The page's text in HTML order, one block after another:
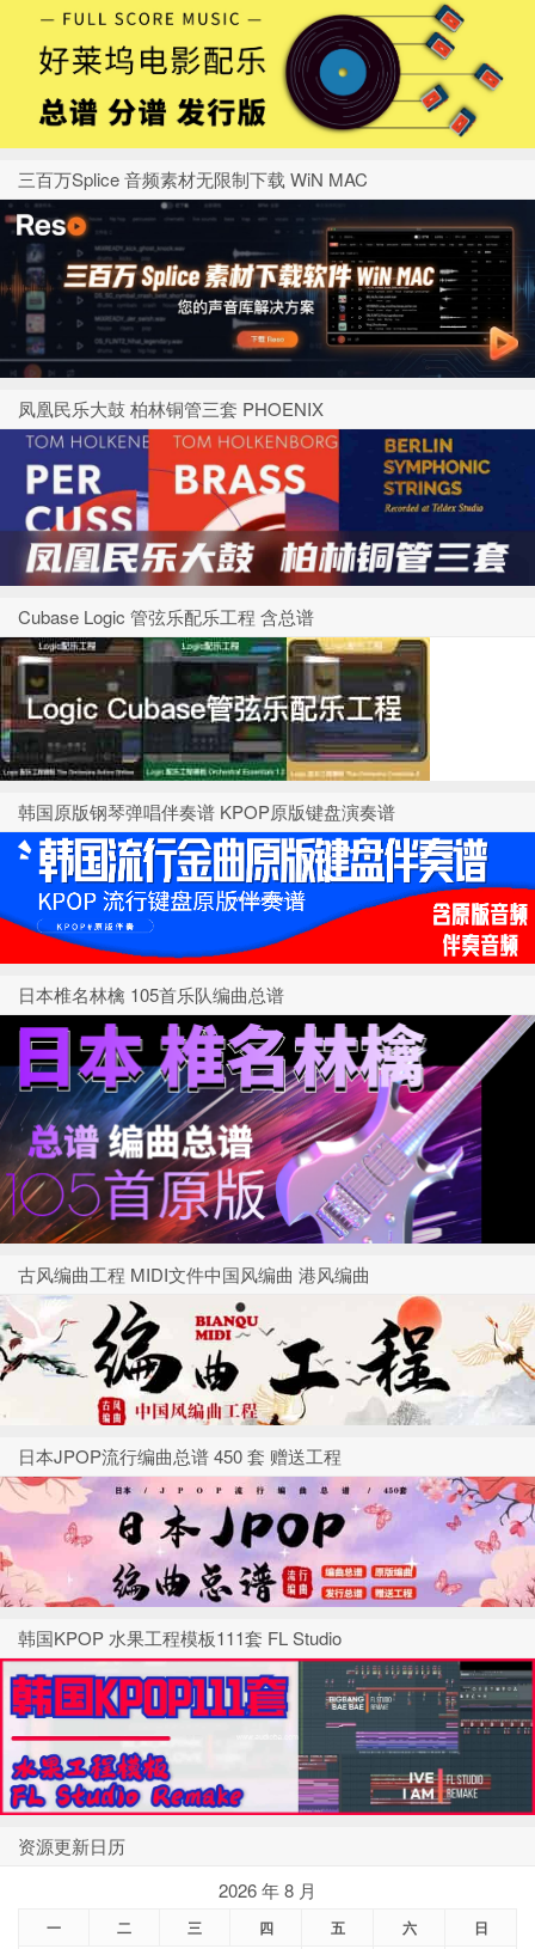
三百万Splice 音频素材无限制下载 WiN MAC
凤凰民乐大鼓 柏林铜管三套 PHOENIX
Cubase Logic 管弦乐配乐工程 含总谱
韩国原版钢琴弹唱伴奏谱 KPOP原版键盘演奏谱
日本椎名林檎 105首乐队编曲总谱
古风编曲工程 MIDI文件中国风编曲 港风编曲
日本JPOP流行编曲总谱 450 套 赠送工程
韩国KPOP 水果工程模板111套 FL Studio
资源更新日历
2026 年 8 月
一 二 三 四 五 六 日